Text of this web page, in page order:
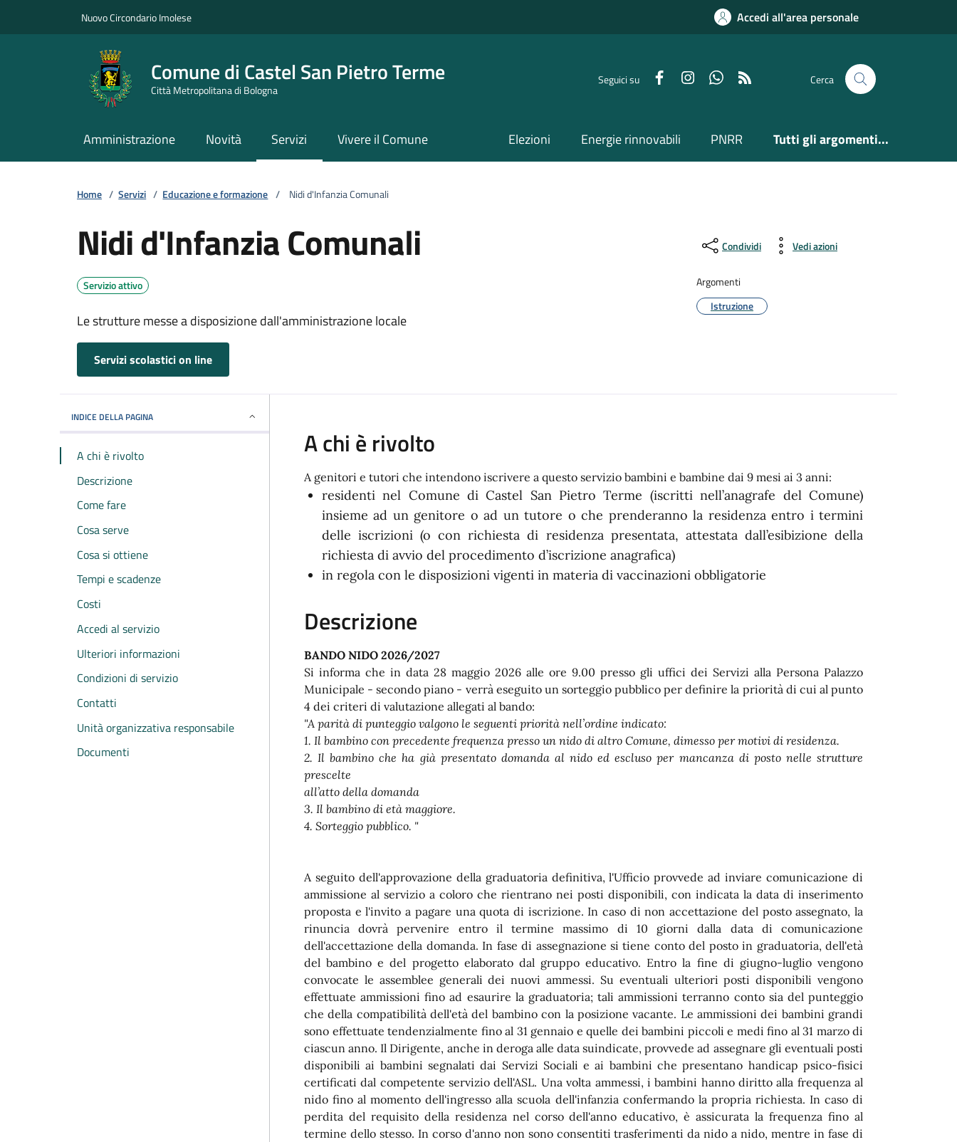
Nuovo Circondario Imolese Accedi all'area personale
Comune di Castel San Pietro Terme
Città Metropolitana di Bologna
Seguici su FacebookInstagramWhatsapp Cerca
Amministrazione Novità Servizi Vivere il Comune Elezioni Energie rinnovabili PNRR Tutti gli argomenti...
Home / Servizi / Educazione e formazione / Nidi d'Infanzia Comunali
Nidi d'Infanzia Comunali
Servizio attivo
Le strutture messe a disposizione dall'amministrazione locale
Servizi scolastici on line
Condividi Vedi azioni
Argomenti
Istruzione
INDICE DELLA PAGINA
A chi è rivolto
Descrizione
Come fare
Cosa serve
Cosa si ottiene
Tempi e scadenze
Costi
Accedi al servizio
Ulteriori informazioni
Condizioni di servizio
Contatti
Unità organizzativa responsabile
Documenti
A chi è rivolto
A genitori e tutori che intendono iscrivere a questo servizio bambini e bambine dai 9 mesi ai 3 anni:
residenti nel Comune di Castel San Pietro Terme (iscritti nell’anagrafe del Comune)
insieme ad un genitore o ad un tutore o che prenderanno la residenza entro i termini
delle iscrizioni (o con richiesta di residenza presentata, attestata dall’esibizione della
richiesta di avvio del procedimento d’iscrizione anagrafica)
in regola con le disposizioni vigenti in materia di vaccinazioni obbligatorie
Descrizione
BANDO NIDO 2026/2027
Si informa che in data 28 maggio 2026 alle ore 9.00 presso gli uffici dei Servizi alla Persona Palazzo
Municipale - secondo piano - verrà eseguito un sorteggio pubblico per definire la priorità di cui al punto
4 dei criteri di valutazione allegati al bando:
"A parità di punteggio valgono le seguenti priorità nell’ordine indicato:
1. Il bambino con precedente frequenza presso un nido di altro Comune, dimesso per motivi di residenza.
2. Il bambino che ha già presentato domanda al nido ed escluso per mancanza di posto nelle strutture
prescelte
all’atto della domanda
3. Il bambino di età maggiore.
4. Sorteggio pubblico. "
A seguito dell'approvazione della graduatoria definitiva, l'Ufficio provvede ad inviare comunicazione di
ammissione al servizio a coloro che rientrano nei posti disponibili, con indicata la data di inserimento
proposta e l'invito a pagare una quota di iscrizione. In caso di non accettazione del posto assegnato, la
rinuncia dovrà pervenire entro il termine massimo di 10 giorni dalla data di comunicazione
dell'accettazione della domanda. In fase di assegnazione si tiene conto del posto in graduatoria, dell'età
del bambino e del progetto elaborato dal gruppo educativo. Entro la fine di giugno-luglio vengono
convocate le assemblee generali dei nuovi ammessi. Su eventuali ulteriori posti disponibili vengono
effettuate ammissioni fino ad esaurire la graduatoria; tali ammissioni terranno conto sia del punteggio
che della compatibilità dell'età del bambino con la posizione vacante. Le ammissioni dei bambini grandi
sono effettuate tendenzialmente fino al 31 gennaio e quelle dei bambini piccoli e medi fino al 31 marzo di
ciascun anno. Il Dirigente, anche in deroga alle data suindicate, provvede ad assegnare gli eventuali posti
disponibili ai bambini segnalati dai Servizi Sociali e ai bambini che presentano handicap psico-fisici
certificati dal competente servizio dell'ASL. Una volta ammessi, i bambini hanno diritto alla frequenza al
nido fino al momento dell'ingresso alla scuola dell'infanzia confermando la propria richiesta. In caso di
perdita del requisito della residenza nel corso dell'anno educativo, è assicurata la frequenza fino al
termine dello stesso. In corso d'anno non sono consentiti trasferimenti da nido a nido, mentre in fase di